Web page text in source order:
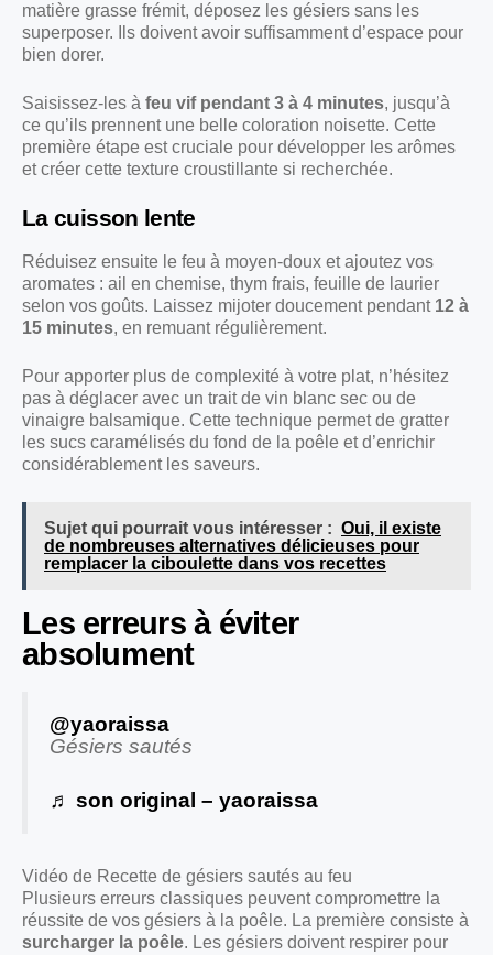
matière grasse frémit, déposez les gésiers sans les
superposer. Ils doivent avoir suffisamment d’espace pour
bien dorer.
Saisissez-les à feu vif pendant 3 à 4 minutes, jusqu’à
ce qu’ils prennent une belle coloration noisette. Cette
première étape est cruciale pour développer les arômes
et créer cette texture croustillante si recherchée.
La cuisson lente
Réduisez ensuite le feu à moyen-doux et ajoutez vos
aromates : ail en chemise, thym frais, feuille de laurier
selon vos goûts. Laissez mijoter doucement pendant 12 à
15 minutes, en remuant régulièrement.
Pour apporter plus de complexité à votre plat, n’hésitez
pas à déglacer avec un trait de vin blanc sec ou de
vinaigre balsamique. Cette technique permet de gratter
les sucs caramélisés du fond de la poêle et d’enrichir
considérablement les saveurs.
Sujet qui pourrait vous intéresser : Oui, il existe
de nombreuses alternatives délicieuses pour
remplacer la ciboulette dans vos recettes
Les erreurs à éviter
absolument
@yaoraissa
Gésiers sautés
♬ son original – yaoraissa
Vidéo de Recette de gésiers sautés au feu
Plusieurs erreurs classiques peuvent compromettre la
réussite de vos gésiers à la poêle. La première consiste à
surcharger la poêle. Les gésiers doivent respirer pour